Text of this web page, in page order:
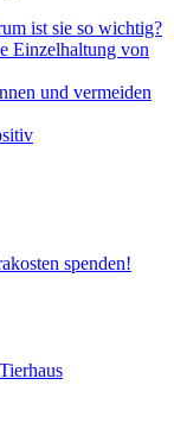
ist sie so wichtig?
Einzelhaltung von
und vermeiden
spenden!